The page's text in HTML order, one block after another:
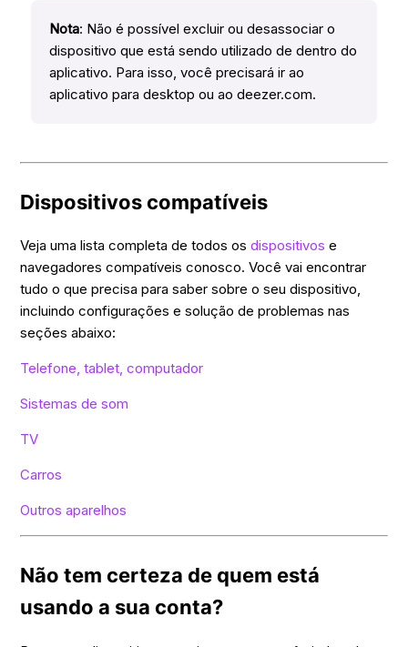
Nota: Não é possível excluir ou desassociar o
dispositivo que está sendo utilizado de dentro do
aplicativo. Para isso, você precisará ir ao
aplicativo para desktop ou ao deezer.com.
Dispositivos compatíveis
Veja uma lista completa de todos osdispositivos e
navegadores compatíveis conosco. Você vai encontrar
tudo o que precisa para saber sobre o seu dispositivo,
incluindo configurações e solução de problemas nas
seções abaixo:
Telefone, tablet, computador
Sistemas de som
TV
Carros
Outros aparelhos
Não tem certeza de quem está
usando a sua conta?